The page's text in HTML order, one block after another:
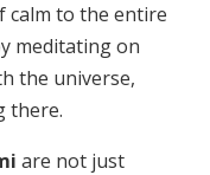
calm to the entire
meditating on
the universe,
there.
are not just